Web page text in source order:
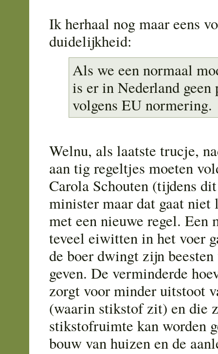
Ik herhaal nog maar eens
duidelijkheid:
Als we een normaal
is er in Nederland geen
volgens EU normering.
Welnu, als laatste trucje,
aan tig regeltjes moeten
Carola Schouten (tijdens
minister maar dat gaat niet
met een nieuwe regel. Een
teveel eiwitten in het voer
de boer dwingt zijn
geven. De verminderde
zorgt voor minder uitstoot
(waarin stikstof zit) en die
stikstofruimte kan worden
bouw van huizen en de